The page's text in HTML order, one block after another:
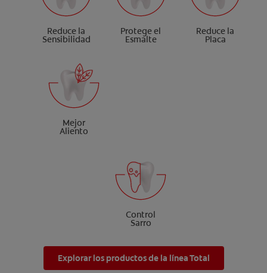
Reduce la
Sensibilidad
Protege el
Esmalte
Reduce la
Placa
Mejor
Aliento
Control
Sarro
Explorar los productos de la línea Total